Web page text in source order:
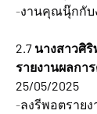
-งานคุณนุ๊กกั
2.7 นางสาวศิ
รายงานผลกา
25/05/2025
-ลงรีพอตราย